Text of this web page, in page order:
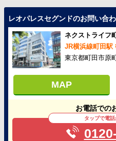
レオパレスセグンドのお問い合
ネクストライフ
JR横浜線町田駅
東京都町田市原
MAP
お電話での
タップで電